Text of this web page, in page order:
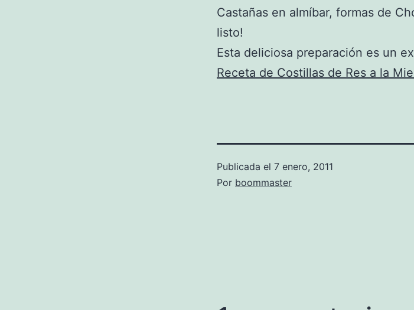
Castañas en almíbar, formas de
listo!
Esta deliciosa preparación es un
Receta de Costillas de Res a la
Publicada el 7 enero, 2011
Por boommaster